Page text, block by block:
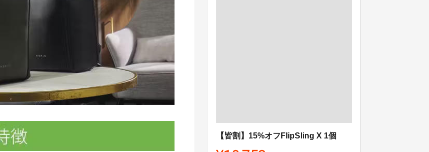
【皆割】15%オフFlipSling X 1個